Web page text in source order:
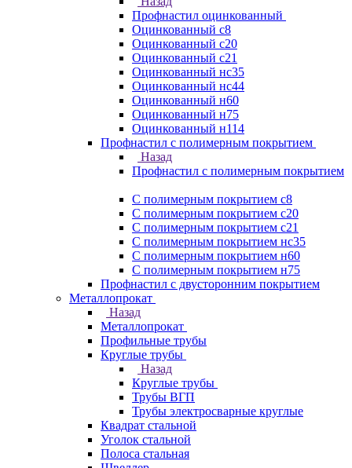
Профнастил оцинкованный
Оцинкованный с8
Оцинкованный с20
Оцинкованный с21
Оцинкованный нс35
Оцинкованный нс44
Оцинкованный н60
Оцинкованный н75
Оцинкованный н114
Профнастил с полимерным покрытием
Назад
Профнастил с полимерным покрытием
С полимерным покрытием с8
С полимерным покрытием с20
С полимерным покрытием с21
С полимерным покрытием нс35
С полимерным покрытием н60
С полимерным покрытием н75
Профнастил с двусторонним покрытием
Металлопрокат
Назад
Металлопрокат
Профильные трубы
Круглые трубы
Назад
Круглые трубы
Трубы ВГП
Трубы электросварные круглые
Квадрат стальной
Уголок стальной
Полоса стальная